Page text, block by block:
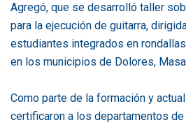
Agregó, que se desarrolló taller
para la ejecución de guitarra,
estudiantes integrados en
en los municipios de Dolores,
Como parte de la formación y
certificaron a los departamentos